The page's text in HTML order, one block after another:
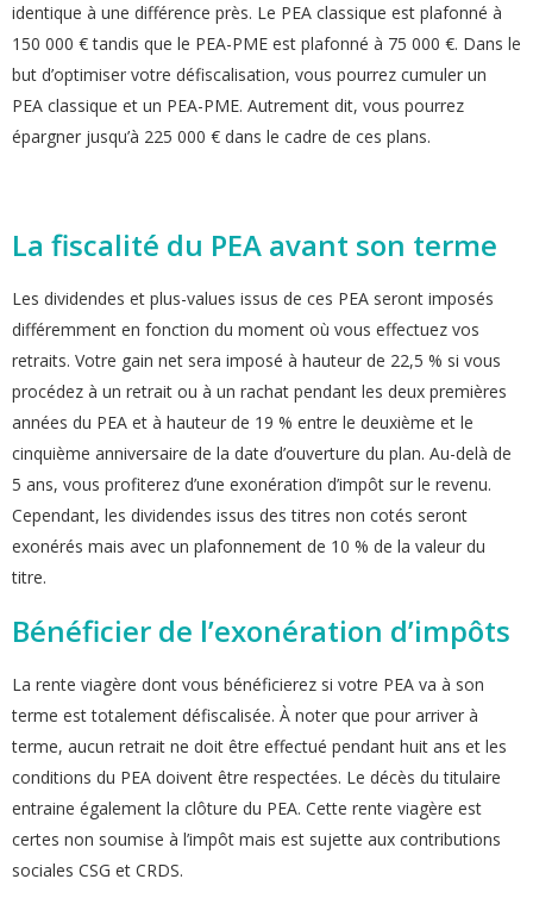
identique à une différence près. Le PEA classique est plafonné à
150 000 € tandis que le PEA-PME est plafonné à 75 000 €. Dans le
but d’optimiser votre défiscalisation, vous pourrez cumuler un
PEA classique et un PEA-PME. Autrement dit, vous pourrez
épargner jusqu’à 225 000 € dans le cadre de ces plans.
La fiscalité du PEA avant son terme
Les dividendes et plus-values issus de ces PEA seront imposés
différemment en fonction du moment où vous effectuez vos
retraits. Votre gain net sera imposé à hauteur de 22,5 % si vous
procédez à un retrait ou à un rachat pendant les deux premières
années du PEA et à hauteur de 19 % entre le deuxième et le
cinquième anniversaire de la date d’ouverture du plan. Au-delà de
5 ans, vous profiterez d’une exonération d’impôt sur le revenu.
Cependant, les dividendes issus des titres non cotés seront
exonérés mais avec un plafonnement de 10 % de la valeur du
titre.
Bénéficier de l’exonération d’impôts
La rente viagère dont vous bénéficierez si votre PEA va à son
terme est totalement défiscalisée. À noter que pour arriver à
terme, aucun retrait ne doit être effectué pendant huit ans et les
conditions du PEA doivent être respectées. Le décès du titulaire
entraine également la clôture du PEA. Cette rente viagère est
certes non soumise à l’impôt mais est sujette aux contributions
sociales CSG et CRDS.